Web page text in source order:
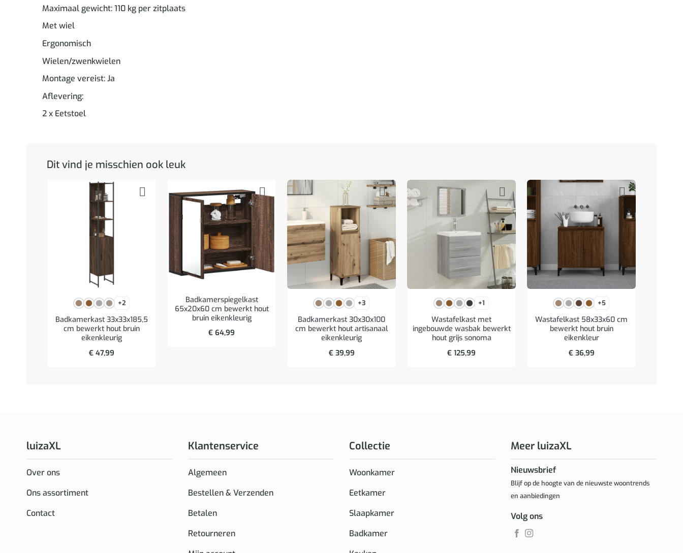
Maximaal gewicht: 110 kg per zitplaats
Met wiel
Ergonomisch
Wielen/zwenkwielen
Montage vereist: Ja
Aflevering:
2 x Eetstoel
Dit vind je misschien ook leuk
+2
Badkamerkast 33x33x185,5
cm bewerkt hout bruin
eikenkleurig
€ 47,99
Badkamerspiegelkast
65x20x60 cm bewerkt hout
bruin eikenkleurig
€ 64,99
+3
Badkamerkast 30x30x100
cm bewerkt hout artisanaal
eikenkleurig
€39,99
+1
Wastafelkast met
ingebouwde wasbak bewerkt
hout grijs sonoma
€ 125,99
+5
Wastafelkast 58x33x60 cm
bewerkt hout bruin
eikenkleur
€36,99
luizaXL
Over ons
Ons assortiment
Contact
Klantenservice
Algemeen
Bestellen & Verzenden
Betalen
Retourneren
Collectie
Woonkamer
Eetkamer
Slaapkamer
Badkamer
Meer luizaXL
Nieuwsbrief
Blijf op de hoogte van de nieuwste woontrends
en aanbiedingen
Volg ons